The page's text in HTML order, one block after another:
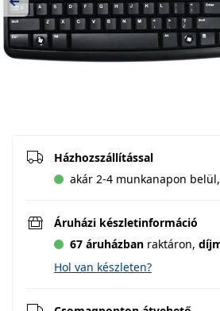
Previous
Házhozszállítással
akár 2-4 munkanapon
Áruházi készletinformáció
67 áruházban raktáron,
Hol van készleten?